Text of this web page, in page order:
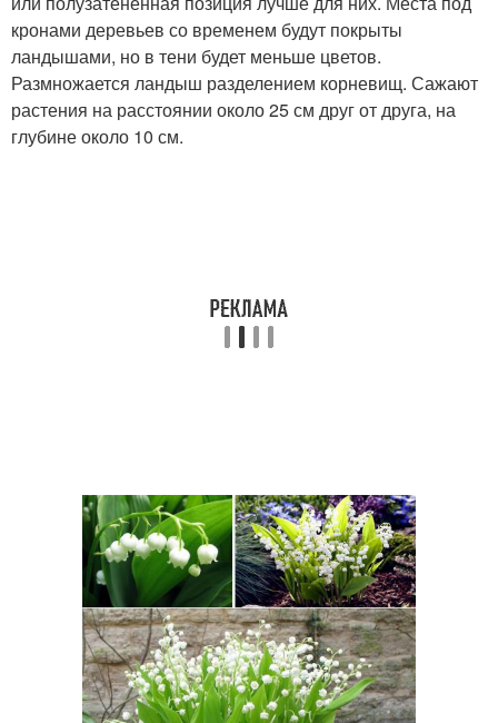
кронами деревьев со временем будут покрыты
ландышами, но в тени будет меньше цветов.
Размножается ландыш разделением корневищ. Сажают
растения на расстоянии около 25 см друг от друга, на
глубине около 10 см.